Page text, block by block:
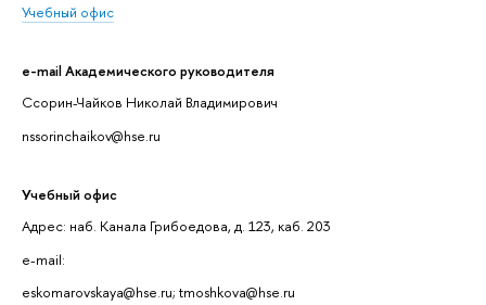
Учебный офис
e-mail Академического руководителя
Ссорин-Чайков Николай Владимирович
nssorinchaikov@hse.ru
Учебный офис
Адрес: наб. Канала Грибоедова, д. 123, каб. 203
e-mail:
eskomarovskaya@hse.ru; tmoshkova@hse.ru